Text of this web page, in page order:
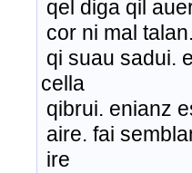
qel diga qil
cor ni mal
qi suau sadui.
cella
qibrui. enianz
aire. fai
ire